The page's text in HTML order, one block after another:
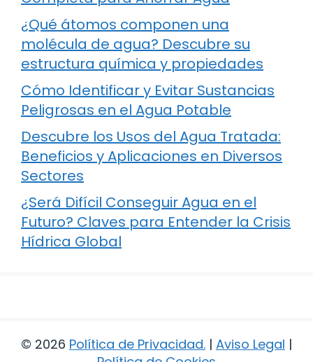
¿Qué átomos componen una
molécula de agua? Descubre su
estructura química y propiedades
Cómo Identificar y Evitar Sustancias
Peligrosas en el Agua Potable
Descubre los Usos del Agua Tratada:
Beneficios y Aplicaciones en Diversos
Sectores
¿Será Difícil Conseguir Agua en el
Futuro? Claves para Entender la Crisis
Hídrica Global
© 2026 Política de Privacidad. | Aviso Legal |